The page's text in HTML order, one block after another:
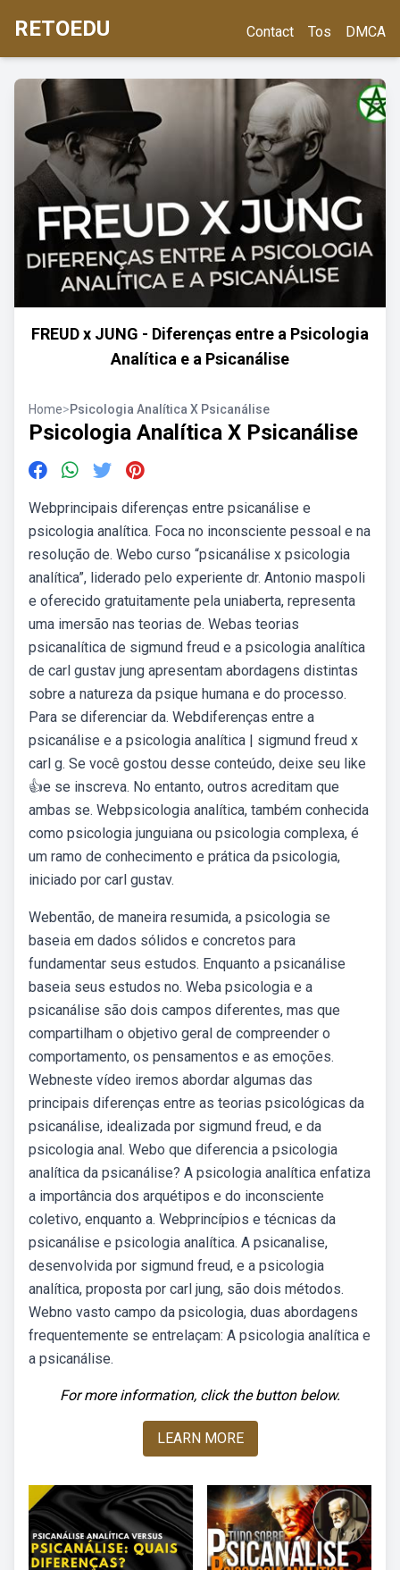
RETOEDU Contact Tos DMCA
FREUD x JUNG - Diferenças entre a Psicologia
Analítica e a Psicanálise
Home>Psicologia Analítica X Psicanálise
Psicologia Analítica X Psicanálise
Webprincipais diferenças entre psicanálise e
psicologia analítica. Foca no inconsciente pessoal e na
resolução de. Webo curso “psicanálise x psicologia
analítica”, liderado pelo experiente dr. Antonio maspoli
e oferecido gratuitamente pela uniaberta, representa
uma imersão nas teorias de. Webas teorias
psicanalítica de sigmund freud e a psicologia analítica
de carl gustav jung apresentam abordagens distintas
sobre a natureza da psique humana e do processo.
Para se diferenciar da. Webdiferenças entre a
psicanálise e a psicologia analítica | sigmund freud x
carl g. Se você gostou desse conteúdo, deixe seu like
👍e se inscreva. No entanto, outros acreditam que
ambas se. Webpsicologia analítica, também conhecida
como psicologia junguiana ou psicologia complexa, é
um ramo de conhecimento e prática da psicologia,
iniciado por carl gustav.
Webentão, de maneira resumida, a psicologia se
baseia em dados sólidos e concretos para
fundamentar seus estudos. Enquanto a psicanálise
baseia seus estudos no. Weba psicologia e a
psicanálise são dois campos diferentes, mas que
compartilham o objetivo geral de compreender o
comportamento, os pensamentos e as emoções.
Webneste vídeo iremos abordar algumas das
principais diferenças entre as teorias psicológicas da
psicanálise, idealizada por sigmund freud, e da
psicologia anal. Webo que diferencia a psicologia
analítica da psicanálise? A psicologia analítica enfatiza
a importância dos arquétipos e do inconsciente
coletivo, enquanto a. Webprincípios e técnicas da
psicanálise e psicologia analítica. A psicanalise,
desenvolvida por sigmund freud, e a psicologia
analítica, proposta por carl jung, são dois métodos.
Webno vasto campo da psicologia, duas abordagens
frequentemente se entrelaçam: A psicologia analítica e
a psicanálise.
For more information, click the button below.
LEARN MORE